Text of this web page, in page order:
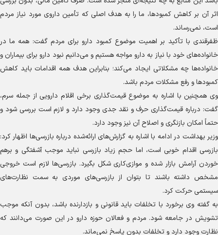
اثر آن بر کاهش کمبودها، ما را به هدف اصلی که تأمین داروی مورد نیاز مردم
است، نمی‌رساند.
ظفرقندی با تأکید بر اهمیت موضوع کمبود دارو برای مردم گفت: همه ما در
خانواده‌های خود با نیاز به دارو مواجه هستیم و می‌دانیم نبود دارو برای بیماران و
خانواده‌ها چه مشکلاتی ایجاد می‌کند؛ بنابراین هدف همه اقدامات باید کاهش
کمبود‌ها و رفع مشکلات مردم باشد.
وی همچنین با اشاره به موضوع قیمت‌گذاری برخی اقلام دارویی از جمله سرم،
گفت: درباره قیمت‌گذاری حرف و نقد جدی وجود دارد و لازم است بررسی شود و
حتماً امکان بازنگری و اصلاح آن نیز وجود دارد.
وزیر بهداشت در ادامه با اشاره به گزارش‌های ارائه‌شده درباره بازرسی‌ها اظهار کرد:
بازرسی اقدام خوبی است، اما حجم زیاد بازرسی نباید موجب آشفتگی و برهم
خوردن آرامش بازار شده و موازی‌کاری شکل بگیرد. بازرسی‌ها لازم است خروجی
مشخص داشته باشند تا بتوان از بازرسی‌های موردی به سمت نظارت‌های
سیستمی حرکت کرد.
به گفته وی برخورد با تخلفات باید قانونی و بازدارنده باشد، بدون آنکه موجب
تشویش در جامعه شود. مردم و فعالان حوزه دارو در این صورت می‌دانند که
نظارت وجود دارد و تخلفات بدون پاسخ نمی‌ماند.